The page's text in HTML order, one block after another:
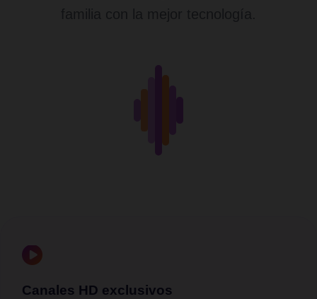
Canales HD exclusivos